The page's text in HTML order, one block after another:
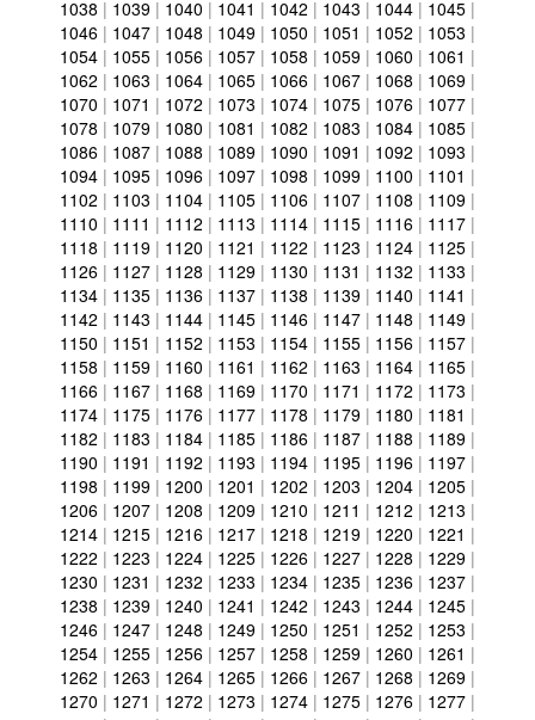
1038 | 1039 | 1040 | 1041 | 1042 | 1043 | 1044 | 1045 |
1046 | 1047 | 1048 | 1049 | 1050 | 1051 | 1052 | 1053 |
1054 | 1055 | 1056 | 1057 | 1058 | 1059 | 1060 | 1061 |
1062 | 1063 | 1064 | 1065 | 1066 | 1067 | 1068 | 1069 |
1070 | 1071 | 1072 | 1073 | 1074 | 1075 | 1076 | 1077 |
1078 | 1079 | 1080 | 1081 | 1082 | 1083 | 1084 | 1085 |
1086 | 1087 | 1088 | 1089 | 1090 | 1091 | 1092 | 1093 |
1094 | 1095 | 1096 | 1097 | 1098 | 1099 | 1100 | 1101 |
1102 | 1103 | 1104 | 1105 | 1106 | 1107 | 1108 | 1109 |
1110 | 1111 | 1112 | 1113 | 1114 | 1115 | 1116 | 1117 |
1118 | 1119 | 1120 | 1121 | 1122 | 1123 | 1124 | 1125 |
1126 | 1127 | 1128 | 1129 | 1130 | 1131 | 1132 | 1133 |
1134 | 1135 | 1136 | 1137 | 1138 | 1139 | 1140 | 1141 |
1142 | 1143 | 1144 | 1145 | 1146 | 1147 | 1148 | 1149 |
1150 | 1151 | 1152 | 1153 | 1154 | 1155 | 1156 | 1157 |
1158 | 1159 | 1160 | 1161 | 1162 | 1163 | 1164 | 1165 |
1166 | 1167 | 1168 | 1169 | 1170 | 1171 | 1172 | 1173 |
1174 | 1175 | 1176 | 1177 | 1178 | 1179 | 1180 | 1181 |
1182 | 1183 | 1184 | 1185 | 1186 | 1187 | 1188 | 1189 |
1190 | 1191 | 1192 | 1193 | 1194 | 1195 | 1196 | 1197 |
1198 | 1199 | 1200 | 1201 | 1202 | 1203 | 1204 | 1205 |
1206 | 1207 | 1208 | 1209 | 1210 | 1211 | 1212 | 1213 |
1214 | 1215 | 1216 | 1217 | 1218 | 1219 | 1220 | 1221 |
1222 | 1223 | 1224 | 1225 | 1226 | 1227 | 1228 | 1229 |
1230 | 1231 | 1232 | 1233 | 1234 | 1235 | 1236 | 1237 |
1238 | 1239 | 1240 | 1241 | 1242 | 1243 | 1244 | 1245 |
1246 | 1247 | 1248 | 1249 | 1250 | 1251 | 1252 | 1253 |
1254 | 1255 | 1256 | 1257 | 1258 | 1259 | 1260 | 1261 |
1262 | 1263 | 1264 | 1265 | 1266 | 1267 | 1268 | 1269 |
1270 | 1271 | 1272 | 1273 | 1274 | 1275 | 1276 | 1277 |